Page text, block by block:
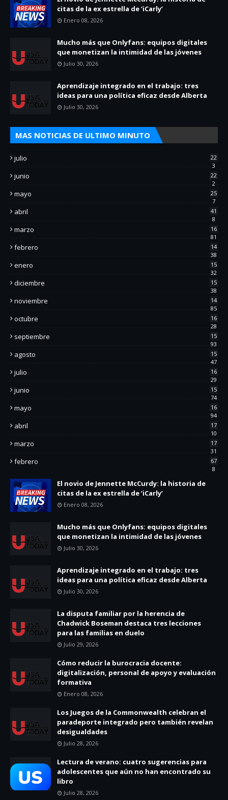
citas de la ex estrella de ‘iCarly’
Enero 08, 2026
Mucho más que Onlyfans: equipos digitales
que monetizan la intimidad de las jóvenes
Julio 30, 2026
Aprendizaje integrado en el trabajo: tres
ideas para una política eficaz desde Alberta
Julio 30, 2026
MAS NOTICIAS DE ULTIMO MINUTO
julio
22
3
junio
22
2
mayo
25
7
abril
41
8
marzo
16
81
febrero
14
38
enero
15
32
diciembre
15
38
noviembre
14
85
octubre
16
28
septiembre
15
93
agosto
15
47
julio
16
29
junio
15
74
mayo
16
94
abril
17
10
marzo
17
31
febrero
67
8
El novio de Jennette McCurdy: la historia de
citas de la ex estrella de ‘iCarly’
Enero 08, 2026
Mucho más que Onlyfans: equipos digitales
que monetizan la intimidad de las jóvenes
Julio 30, 2026
Aprendizaje integrado en el trabajo: tres
ideas para una política eficaz desde Alberta
Julio 30, 2026
La disputa familiar por la herencia de
Chadwick Boseman destaca tres lecciones
para las familias en duelo
Julio 29, 2026
Cómo reducir la burocracia docente:
digitalización, personal de apoyo y evaluación
formativa
Enero 08, 2026
Los Juegos de la Commonwealth celebran el
paradeporte integrado pero también revelan
desigualdades
Julio 28, 2026
Lectura de verano: cuatro sugerencias para
adolescentes que aún no han encontrado su
libro
Julio 28, 2026